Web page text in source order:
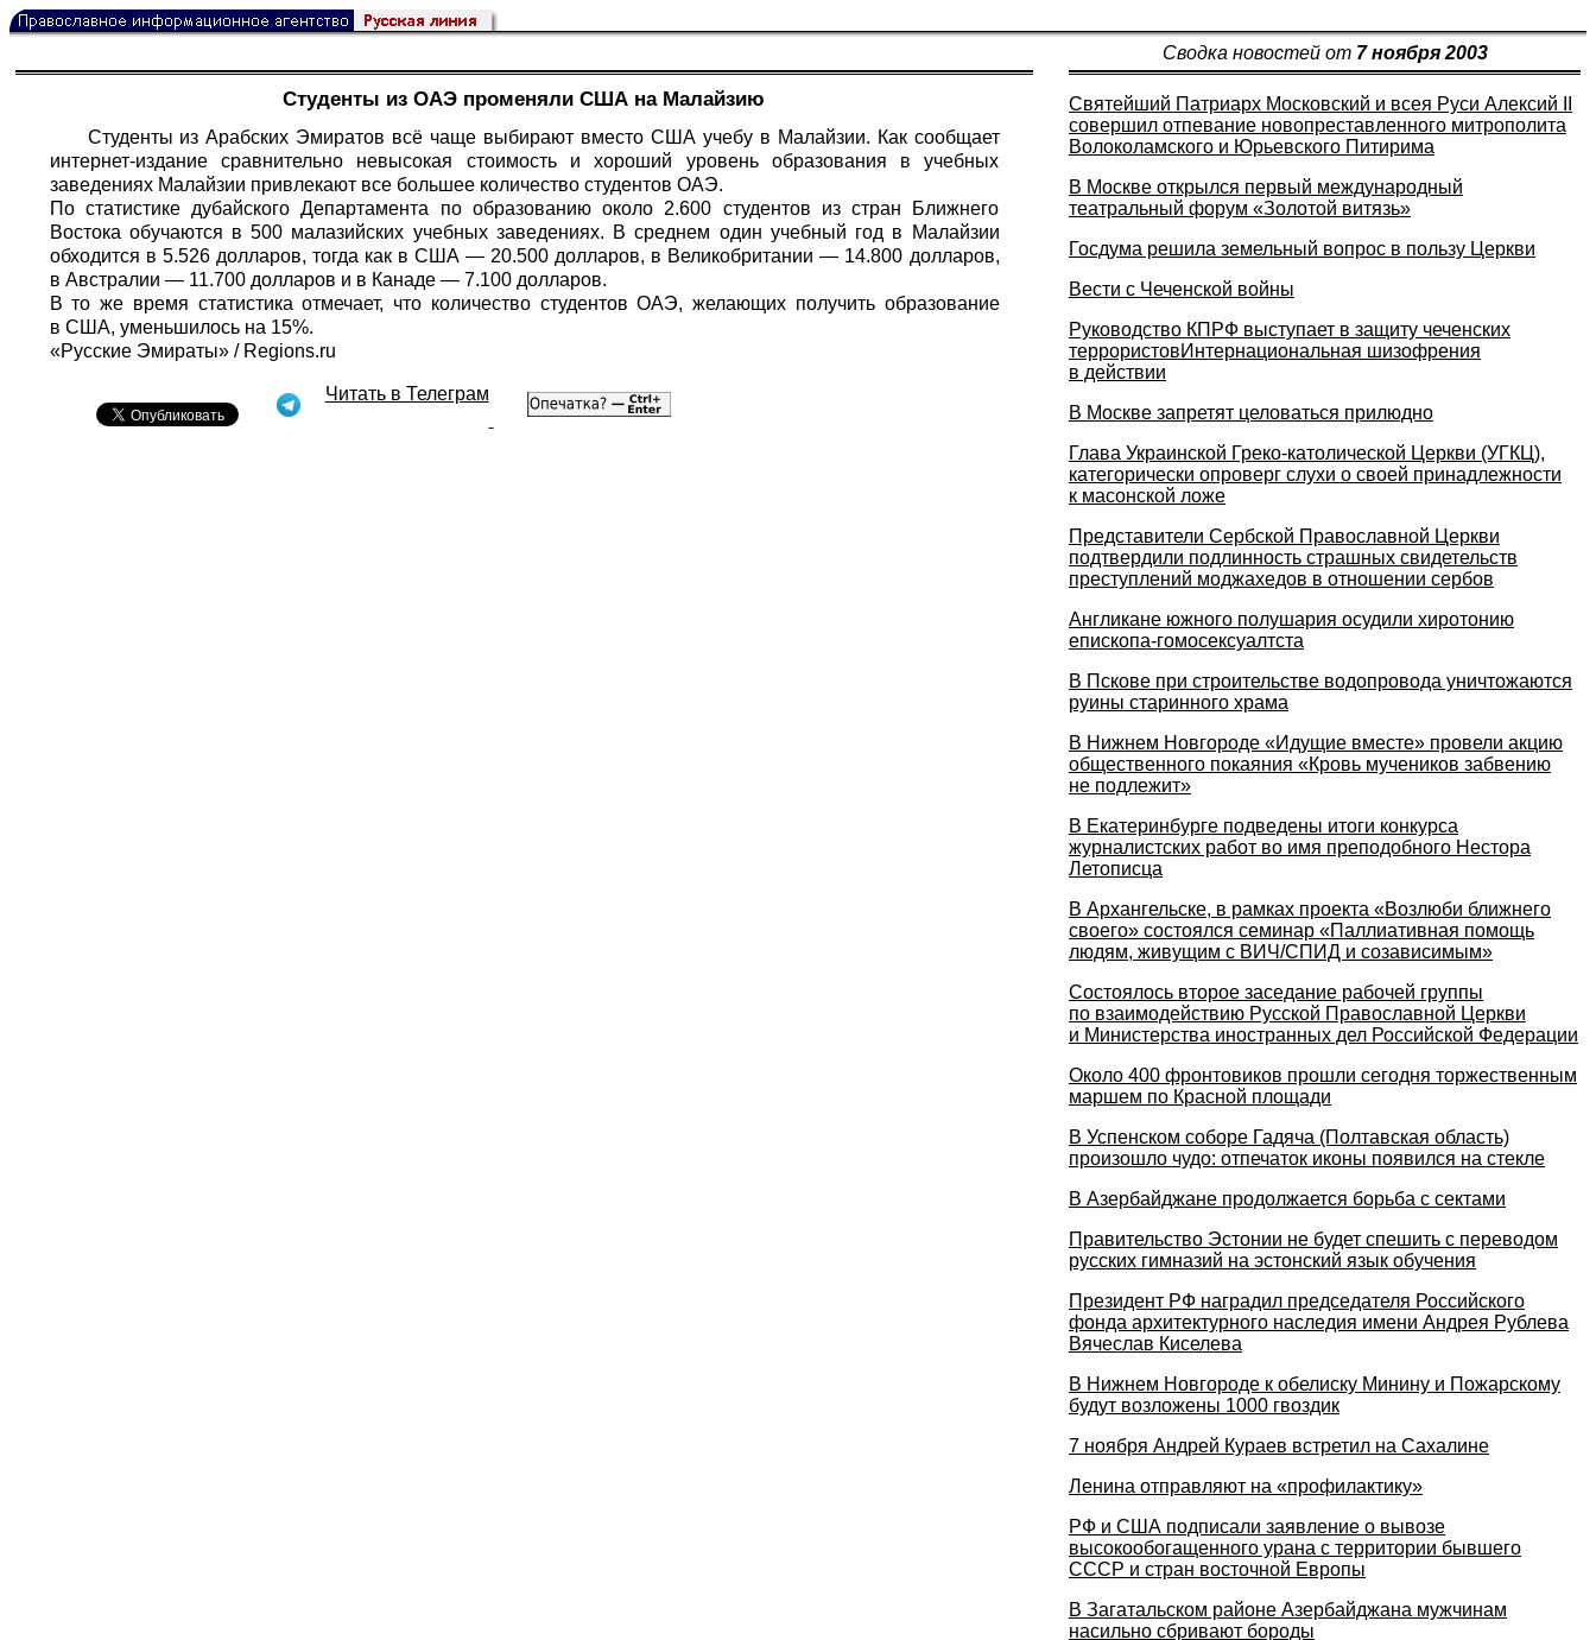
Сводка новостей от 7 ноября 2003
Студенты из ОАЭ променяли США на Малайзию
Студенты из Арабских Эмиратов всё чаще выбирают вместо США учебу в Малайзии. Как сообщает
интернет-издание сравнительно невысокая стоимость и хороший уровень образования в учебных
заведениях Малайзии привлекают все большее количество студентов ОАЭ.
По статистике дубайского Департамента по образованию около 2.600 студентов из стран Ближнего
Востока обучаются в 500 малазийских учебных заведениях. В среднем один учебный год в Малайзии
обходится в 5.526 долларов, тогда как в США — 20.500 долларов, в Великобритании — 14.800 долларов,
в Австралии — 11.700 долларов и в Канаде — 7.100 долларов.
В то же время статистика отмечает, что количество студентов ОАЭ, желающих получить образование
в США, уменьшилось на 15%.
«Русские Эмираты» / Regions.ru
Читать в Телеграм
Святейший Патриарх Московский и всея Руси Алексий II
совершил отпевание новопреставленного митрополита
Волоколамского и Юрьевского Питирима
В Москве открылся первый международный
театральный форум «Золотой витязь»
Госдума решила земельный вопрос в пользу Церкви
Вести с Чеченской войны
Руководство КПРФ выступает в защиту чеченских
террористовИнтернациональная шизофрения
в действии
В Москве запретят целоваться прилюдно
Глава Украинской Греко-католической Церкви (УГКЦ),
категорически опроверг слухи о своей принадлежности
к масонской ложе
Представители Сербской Православной Церкви
подтвердили подлинность страшных свидетельств
преступлений моджахедов в отношении сербов
Англикане южного полушария осудили хиротонию
епископа-гомосексуалтста
В Пскове при строительстве водопровода уничтожаются
руины старинного храма
В Нижнем Новгороде «Идущие вместе» провели акцию
общественного покаяния «Кровь мучеников забвению
не подлежит»
В Екатеринбурге подведены итоги конкурса
журналистских работ во имя преподобного Нестора
Летописца
В Архангельске, в рамках проекта «Возлюби ближнего
своего» состоялся семинар «Паллиативная помощь
людям, живущим с ВИЧ/СПИД и созависимым»
Состоялось второе заседание рабочей группы
по взаимодействию Русской Православной Церкви
и Министерства иностранных дел Российской Федерации
Около 400 фронтовиков прошли сегодня торжественным
маршем по Красной площади
В Успенском соборе Гадяча (Полтавская область)
произошло чудо: отпечаток иконы появился на стекле
В Азербайджане продолжается борьба с сектами
Правительство Эстонии не будет спешить с переводом
русских гимназий на эстонский язык обучения
Президент РФ наградил председателя Российского
фонда архитектурного наследия имени Андрея Рублева
Вячеслав Киселева
В Нижнем Новгороде к обелиску Минину и Пожарскому
будут возложены 1000 гвоздик
7 ноября Андрей Кураев встретил на Сахалине
Ленина отправляют на «профилактику»
РФ и США подписали заявление о вывозе
высокообогащенного урана с территории бывшего
СССР и стран восточной Европы
В Загатальском районе Азербайджана мужчинам
насильно сбривают бороды